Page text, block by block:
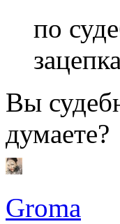
по
Вы
думаете?
Groma